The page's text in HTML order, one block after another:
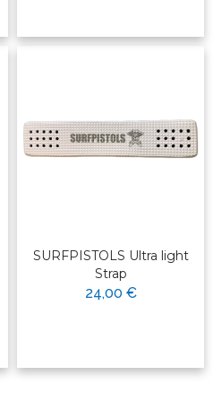
SURFPISTOLS Ultra light
Strap
24,00 €